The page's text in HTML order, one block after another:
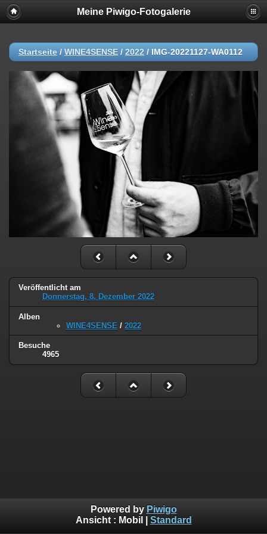
Meine Piwigo-Fotogalerie
Startseite / WINE4SENSE / 2022 / IMG-20221127-WA0112
Veröffentlicht am
Donnerstag, 8. Dezember 2022
Alben
WINE4SENSE / 2022
Besuche
4965
Powered by Piwigo
Ansicht : Mobil Standard